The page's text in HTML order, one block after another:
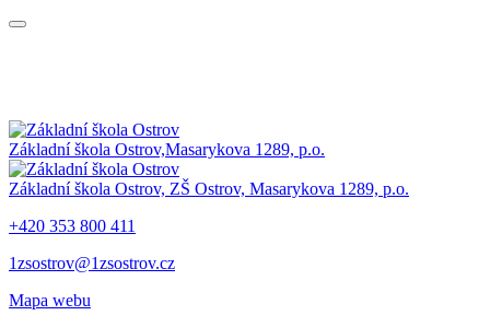
Základní škola Ostrov,Masarykova 1289, p.o.
Základní škola Ostrov, ZŠ Ostrov, Masarykova 1289, p.o.
+420 353 800 411
1zsostrov@1zsostrov.cz
Mapa webu